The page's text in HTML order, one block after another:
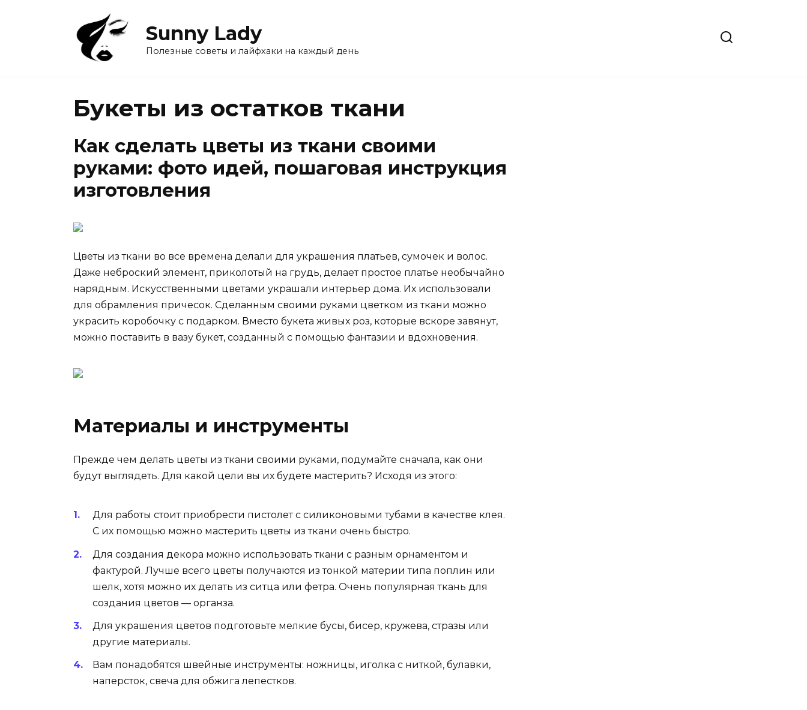
Sunny Lady
Полезные советы и лайфхаки на каждый день
Букеты из остатков ткани
Как сделать цветы из ткани своими
руками: фото идей, пошаговая инструкция
изготовления
Цветы из ткани во все времена делали для украшения платьев, сумочек и волос.
Даже неброский элемент, приколотый на грудь, делает простое платье необычайно
нарядным. Искусственными цветами украшали интерьер дома. Их использовали
для обрамления причесок. Сделанным своими руками цветком из ткани можно
украсить коробочку с подарком. Вместо букета живых роз, которые вскоре завянут,
можно поставить в вазу букет, созданный с помощью фантазии и вдохновения.
Материалы и инструменты
Прежде чем делать цветы из ткани своими руками, подумайте сначала, как они
будут выглядеть. Для какой цели вы их будете мастерить? Исходя из этого:
Для работы стоит приобрести пистолет с силиконовыми тубами в качестве клея.
С их помощью можно мастерить цветы из ткани очень быстро.
Для создания декора можно использовать ткани с разным орнаментом и
фактурой. Лучше всего цветы получаются из тонкой материи типа поплин или
шелк, хотя можно их делать из ситца или фетра. Очень популярная ткань для
создания цветов — органза.
Для украшения цветов подготовьте мелкие бусы, бисер, кружева, стразы или
другие материалы.
Вам понадобятся швейные инструменты: ножницы, иголка с ниткой, булавки,
наперсток, свеча для обжига лепестков.